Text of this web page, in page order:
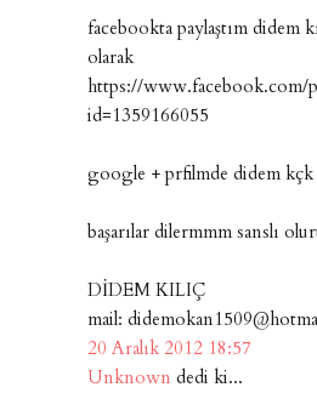
facebookta paylaştım didem
olarak
https://www.facebook.com/
id=1359166055
google + prfilmde didem kçk
başarılar dilermmm sanslı
DİDEM KILIÇ
mail:
20 Aralık 2012 18:57
Unknown dedi ki...